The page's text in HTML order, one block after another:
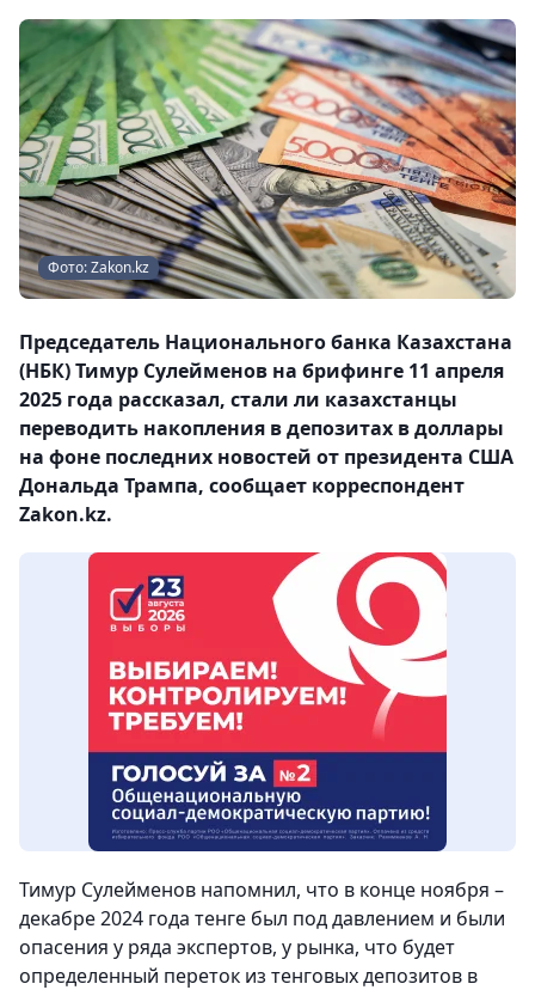
Фото: Zakon.kz
Председатель Национального банка Казахстана
(НБК) Тимур Сулейменов на брифинге 11 апреля
2025 года рассказал, стали ли казахстанцы
переводить накопления в депозитах в доллары
на фоне последних новостей от президента США
Дональда Трампа, сообщает корреспондент
Zakon.kz.
Тимур Сулейменов напомнил, что в конце ноября –
декабре 2024 года тенге был под давлением и были
опасения у ряда экспертов, у рынка, что будет
определенный переток из тенговых депозитов в